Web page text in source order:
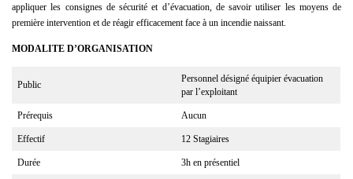
appliquer les consignes de sécurité et d’évacuation, de savoir utiliser les moyens de
première intervention et de réagir efficacement face à un incendie naissant.
MODALITE D’ORGANISATION
Public
Personnel désigné équipier évacuation
par l’exploitant
Prérequis Aucun
Effectif 12 Stagiaires
Durée 3h en présentiel